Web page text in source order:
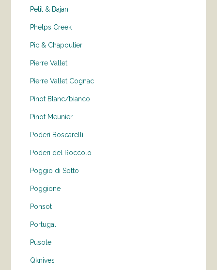
Petit & Bajan
Phelps Creek
Pic & Chapoutier
Pierre Vallet
Pierre Vallet Cognac
Pinot Blanc/bianco
Pinot Meunier
Poderi Boscarelli
Poderi del Roccolo
Poggio di Sotto
Poggione
Ponsot
Portugal
Pusole
Qknives